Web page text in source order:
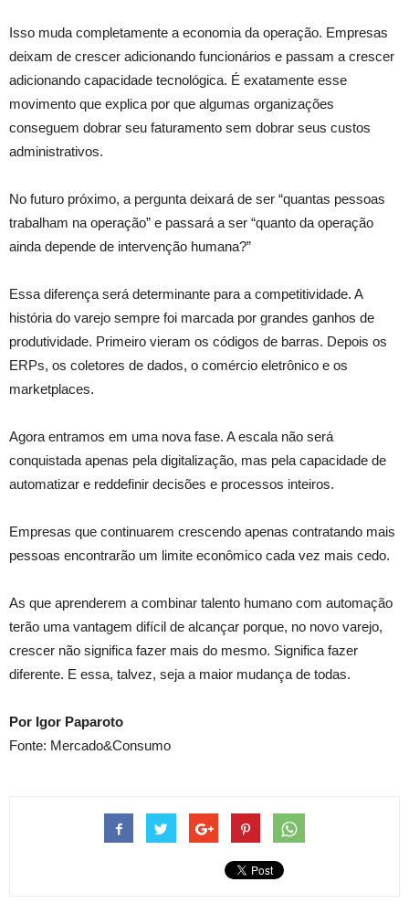
Isso muda completamente a economia da operação. Empresas
deixam de crescer adicionando funcionários e passam a crescer
adicionando capacidade tecnológica. É exatamente esse
movimento que explica por que algumas organizações
conseguem dobrar seu faturamento sem dobrar seus custos
administrativos.
No futuro próximo, a pergunta deixará de ser “quantas pessoas
trabalham na operação” e passará a ser “quanto da operação
ainda depende de intervenção humana?”
Essa diferença será determinante para a competitividade. A
história do varejo sempre foi marcada por grandes ganhos de
produtividade. Primeiro vieram os códigos de barras. Depois os
ERPs, os coletores de dados, o comércio eletrônico e os
marketplaces.
Agora entramos em uma nova fase. A escala não será
conquistada apenas pela digitalização, mas pela capacidade de
automatizar e reddefinir decisões e processos inteiros.
Empresas que continuarem crescendo apenas contratando mais
pessoas encontrarão um limite econômico cada vez mais cedo.
As que aprenderem a combinar talento humano com automação
terão uma vantagem difícil de alcançar porque, no novo varejo,
crescer não significa fazer mais do mesmo. Significa fazer
diferente. E essa, talvez, seja a maior mudança de todas.
Por Igor Paparoto
Fonte: Mercado&Consumo